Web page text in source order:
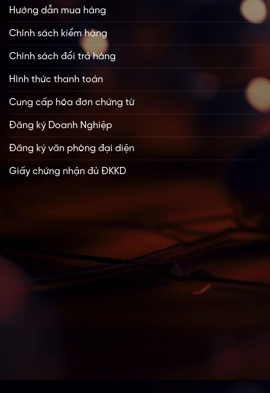
Hướng dẫn mua hàng
Chính sách kiểm hàng
Chính sách đổi trả hàng
Hình thức thanh toán
Cung cấp hóa đơn chứng từ
Đăng ký Doanh Nghiệp
Đăng ký văn phòng đại diện
Giấy chứng nhận đủ ĐKKD